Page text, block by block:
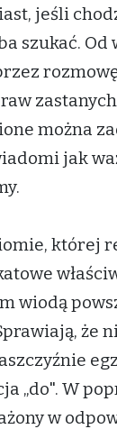
jeśli
szukać.
można
jak
której
wiodą
że
„do". W
w